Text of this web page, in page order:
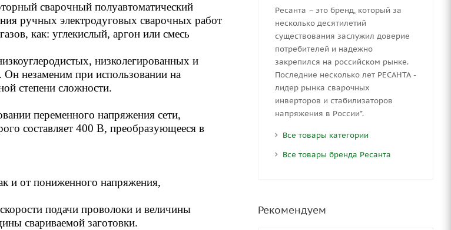
сварочный полуавтоматический
ручных электродуговых сварочных работ
как: углекислый, аргон или смесь
низколегированных и
Он незаменим при использовании на
степени сложности.
переменного напряжения сети,
составляет 400 В, преобразующееся в
и от пониженного напряжения,
подачи проволоки и величины
свариваемой заготовки.
Ресанта – это бренд, который за
несколько десятилетий
существования заслужил доверие
потребителей и надежно
закрепился на российском рынке.
Последние несколько лет РЕСАНТА -
лидер рынка сварочных
инверторов и стабилизаторов
напряжения в России*.
Все товары категории
Все товары бренда Ресанта
Рекомендуем